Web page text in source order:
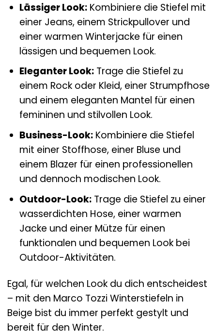
Lässiger Look:Kombiniere die Stiefel mit
einer Jeans, einem Strickpullover und
einer warmen Winterjacke für einen
lässigen und bequemen Look.
Eleganter Look:Trage die Stiefel zu
einem Rock oder Kleid, einer Strumpfhose
und einem eleganten Mantel für einen
femininen und stilvollen Look.
Business-Look:Kombiniere die Stiefel
mit einer Stoffhose, einer Bluse und
einem Blazer für einen professionellen
und dennoch modischen Look.
Outdoor-Look:Trage die Stiefel zu einer
wasserdichten Hose, einer warmen
Jacke und einer Mütze für einen
funktionalen und bequemen Look bei
Outdoor-Aktivitäten.
Egal, für welchen Look du dich entscheidest
– mit den Marco Tozzi Winterstiefeln in
Beige bist du immer perfekt gestylt und
bereit für den Winter.